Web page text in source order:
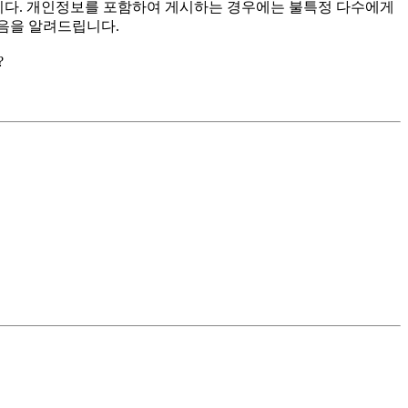
. 개인정보를 포함하여 게시하는 경우에는 불특정 다수에게
을 알려드립니다.